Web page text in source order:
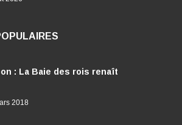
: La Baie des rois renaît
2018